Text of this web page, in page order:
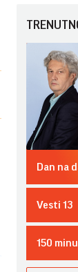
Dan na
Vesti 13
150